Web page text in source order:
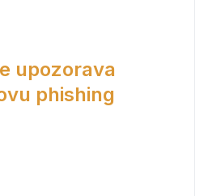
upozorava
phishing